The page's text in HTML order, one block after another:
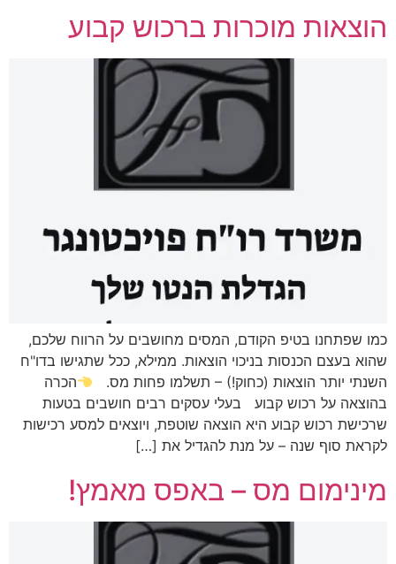
הוצאות מוכרות ברכוש קבוע
כמו שפתחנו בטיפ הקודם, המסים מחושבים על הרווח שלכם,
שהוא בעצם הכנסות בניכוי הוצאות. ממילא, ככל שתגישו בדו"ח
השנתי יותר הוצאות (כחוק!) – תשלמו פחות מס.
הכרה
בהוצאה על רכוש קבוע בעלי עסקים רבים חושבים בטעות
שרכישת רכוש קבוע היא הוצאה שוטפת, ויוצאים למסע רכישות
לקראת סוף שנה – על מנת להגדיל את […]
מינימום מס – באפס מאמץ!